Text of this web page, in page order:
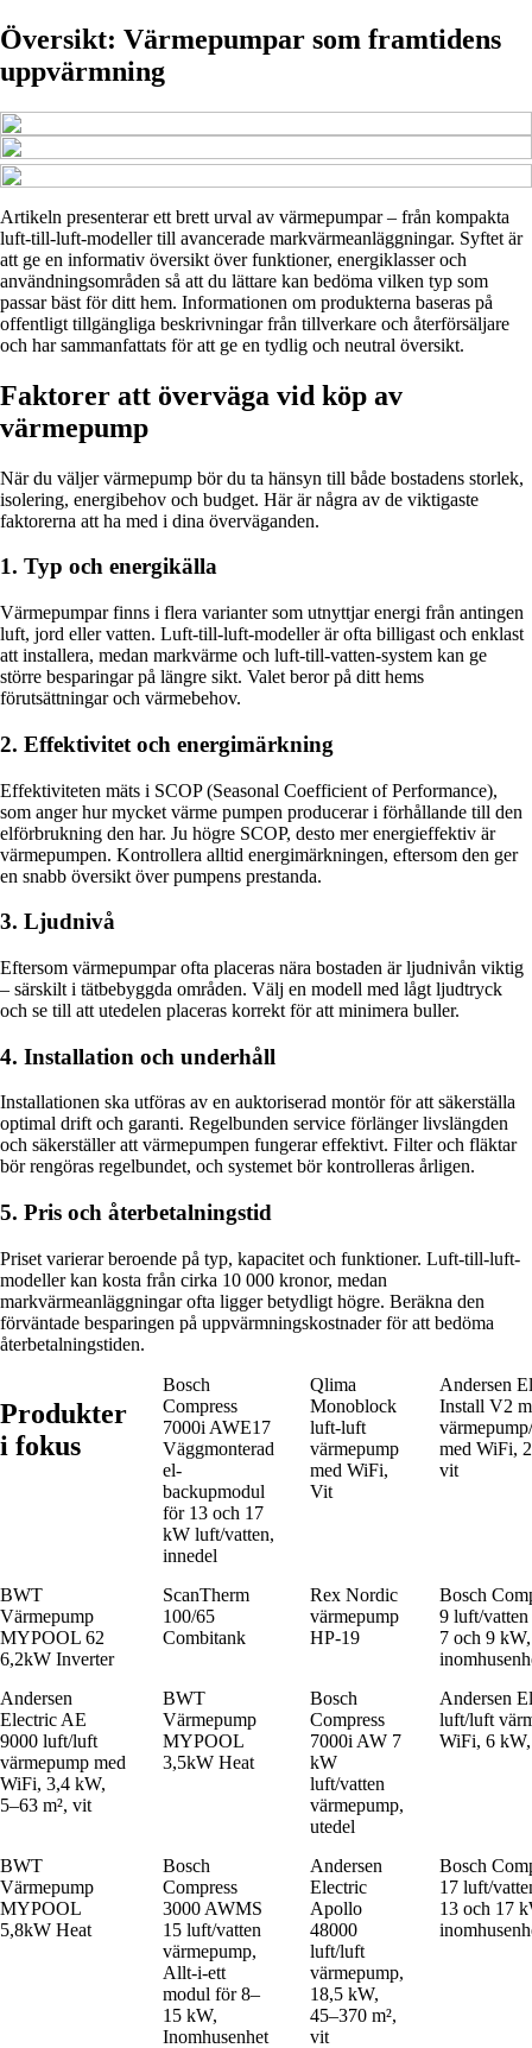
Översikt: Värmepumpar som framtidens
uppvärmning
Artikeln presenterar ett brett urval av värmepumpar – från kompakta
luft-till-luft-modeller till avancerade markvärmeanläggningar. Syftet är
att ge en informativ översikt över funktioner, energiklasser och
användningsområden så att du lättare kan bedöma vilken typ som
passar bäst för ditt hem. Informationen om produkterna baseras på
offentligt tillgängliga beskrivningar från tillverkare och återförsäljare
och har sammanfattats för att ge en tydlig och neutral översikt.
Faktorer att överväga vid köp av
värmepump
När du väljer värmepump bör du ta hänsyn till både bostadens storlek,
isolering, energibehov och budget. Här är några av de viktigaste
faktorerna att ha med i dina överväganden.
1. Typ och energikälla
Värmepumpar finns i flera varianter som utnyttjar energi från antingen
luft, jord eller vatten. Luft-till-luft-modeller är ofta billigast och enklast
att installera, medan markvärme och luft-till-vatten-system kan ge
större besparingar på längre sikt. Valet beror på ditt hems
förutsättningar och värmebehov.
2. Effektivitet och energimärkning
Effektiviteten mäts i SCOP (Seasonal Coefficient of Performance),
som anger hur mycket värme pumpen producerar i förhållande till den
elförbrukning den har. Ju högre SCOP, desto mer energieffektiv är
värmepumpen. Kontrollera alltid energimärkningen, eftersom den ger
en snabb översikt över pumpens prestanda.
3. Ljudnivå
Eftersom värmepumpar ofta placeras nära bostaden är ljudnivån viktig
– särskilt i tätbebyggda områden. Välj en modell med lågt ljudtryck
och se till att utedelen placeras korrekt för att minimera buller.
4. Installation och underhåll
Installationen ska utföras av en auktoriserad montör för att säkerställa
optimal drift och garanti. Regelbunden service förlänger livslängden
och säkerställer att värmepumpen fungerar effektivt. Filter och fläktar
bör rengöras regelbundet, och systemet bör kontrolleras årligen.
5. Pris och återbetalningstid
Priset varierar beroende på typ, kapacitet och funktioner. Luft-till-luft-
modeller kan kosta från cirka 10 000 kronor, medan
markvärmeanläggningar ofta ligger betydligt högre. Beräkna den
förväntade besparingen på uppvärmningskostnader för att bedöma
återbetalningstiden.
Produkter
i fokus
Bosch
Compress
7000i AWE17
Väggmonterad
el-
backupmodul
för 13 och 17
kW luft/vatten,
innedel
Qlima
Monoblock
luft-luft
värmepump
med WiFi,
Vit
Andersen
Install V2
med WiFi,
vit
BWT
Värmepump
MYPOOL 62
6,2kW Inverter
ScanTherm
100/65
Combitank
Rex Nordic
värmepump
HP-19
Bosch
9 luft/
7 och 9
Andersen
Electric AE
9000 luft/luft
värmepump med
WiFi, 3,4 kW,
5–63 m², vit
BWT
Värmepump
MYPOOL
3,5kW Heat
Bosch
Compress
7000i AW 7
kW
luft/vatten
värmepump,
utedel
Andersen
luft/luft
WiFi, 6
BWT
Värmepump
MYPOOL
5,8kW Heat
Bosch
Compress
3000 AWMS
15 luft/vatten
värmepump,
Allt-i-ett
modul för 8–
15 kW,
Inomhusenhet
Andersen
Electric
Apollo
48000
luft/luft
värmepump,
18,5 kW,
45–370 m²,
vit
Bosch
17 luft/
13 och 17